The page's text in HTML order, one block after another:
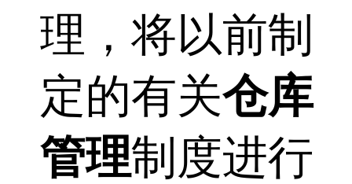
理，将以前制
定的有关仓库
管理制度进行